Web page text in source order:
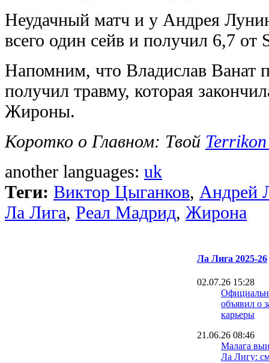
Неудачный матч и у Андрея
всего один сейв и получил 6,7 от
Напомним, что Владислав Ванат
получил травму, которая
Жироны.
Коротко о Главном: Твой
another languages: uk
Теги: Виктор Цыганков, Андрей
Ла Лига, Реал Мадрид, Жирона
Ла Лига 2025-26
02.07.26 15:28
объявил о
карьеры
21.06.26 08:46
Малага
Ла Лигу: